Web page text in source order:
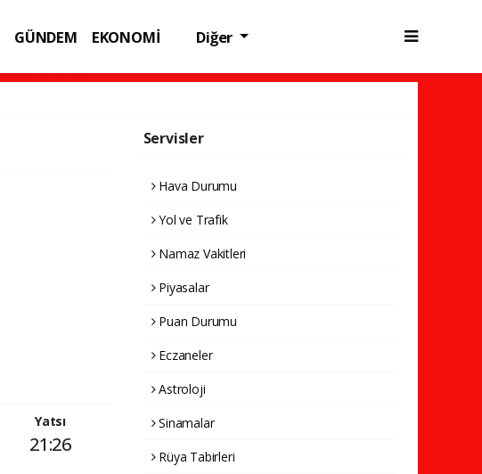
GÜNDEM
EKONOMİ
Diğer
Yatsı
21:26
Servisler
Hava Durumu
Yol ve Trafik
Namaz Vakitleri
Piyasalar
Puan Durumu
Eczaneler
Astroloji
Sinamalar
Rüya Tabirleri